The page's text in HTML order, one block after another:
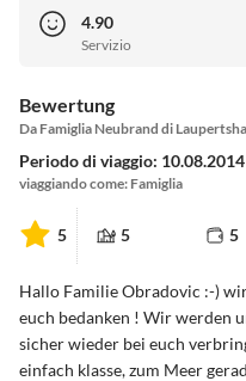
4.90
Servizio
Bewertung
Da Famiglia Neubrand di
Periodo di viaggio: 10.08.2014
viaggiando come: Famiglia
5 5 5
Hallo Familie Obradovic :-)
euch bedanken ! Wir werden
sicher wieder bei euch
einfach klasse, zum Meer